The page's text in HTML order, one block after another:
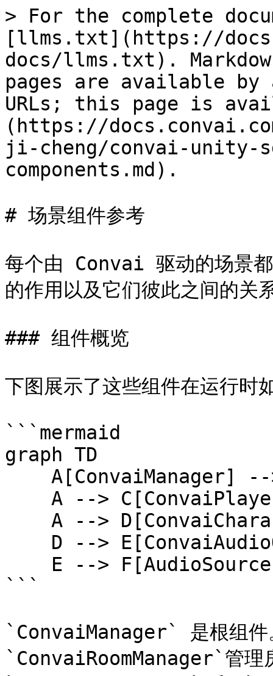
> For the complete
[llms.txt](https://
docs/llms.txt).
pages are available by
URLs; this page is
(https://
ji-cheng/convai-unity-
components.md).
# 场景组件参考
每个由 Convai 驱动的场景都
的作用以及它们彼此之间的关
### 组件概览
下图展示了这些组件在运行时
```mermaid
graph TD
```
`ConvaiManager` 是根组件
`ConvaiRoomManager`管理